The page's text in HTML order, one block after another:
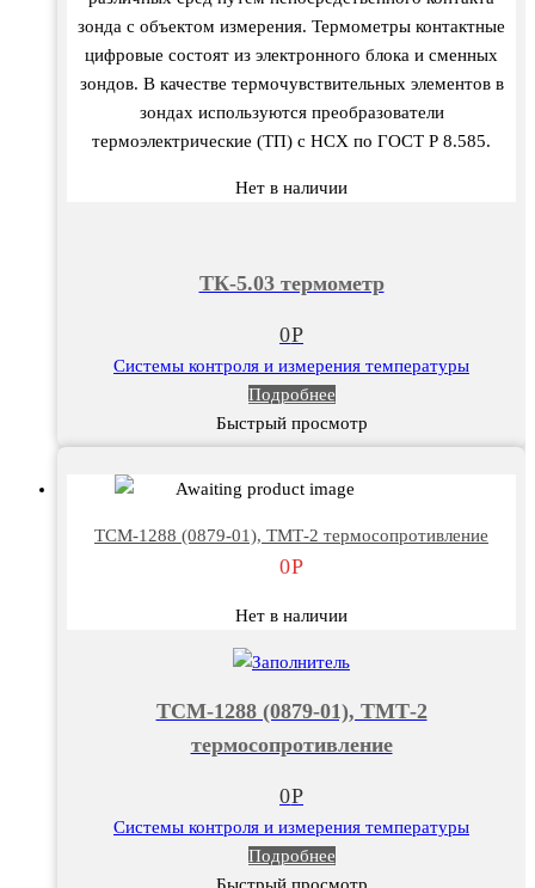
зонда с объектом измерения. Термометры контактные
цифровые состоят из электронного блока и сменных
зондов. В качестве термочувствительных элементов в
зондах используются преобразователи
термоэлектрические (ТП) с НСХ по ГОСТ Р 8.585.
Нет в наличии
ТК-5.03 термометр
0Р
Системы контроля и измерения температуры
Подробнее
Быстрый просмотр
ТСМ-1288 (0879-01), ТМТ-2 термосопротивление
0Р
Нет в наличии
ТСМ-1288 (0879-01), ТМТ-2
термосопротивление
0Р
Системы контроля и измерения температуры
Подробнее